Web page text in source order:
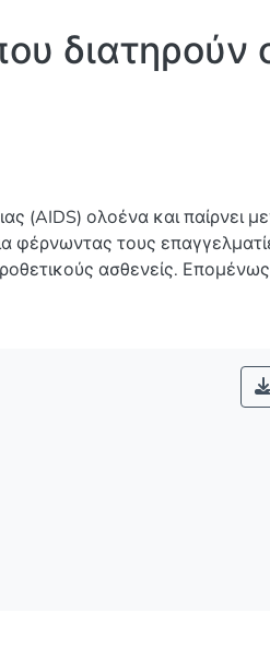
διατηρούν
(AIDS) ολοένα και παίρνει
φέρνωντας τους
ασθενείς. Επομένως
είναι μεγίστης σημασίας